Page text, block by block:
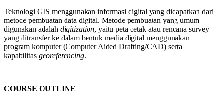
Teknologi GIS menggunakan informasi digital yang didapatkan dari
metode pembuatan data digital. Metode pembuatan yang umum
digunakan adalah digitization, yaitu peta cetak atau rencana survey
yang ditransfer ke dalam bentuk media digital menggunakan
program komputer (Computer Aided Drafting/CAD) serta
kapabilitas georeferencing.
COURSE OUTLINE